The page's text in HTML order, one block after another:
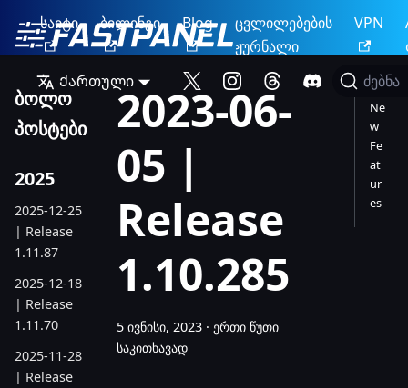
საიტი ბილინგი Blog
ცვლილებების
ჟურნალი
VPN
Ქართული
ძებნა
ბოლო
პოსტები
2025
2025-12-25
| Release
1.11.87
2025-12-18
| Release
1.11.70
2025-11-28
| Release
2023-06-
05 |
Release
1.10.285
5 ივნისი, 2023 · ერთი წუთი
საკითხავად
Ne
w
Fe
at
ur
es